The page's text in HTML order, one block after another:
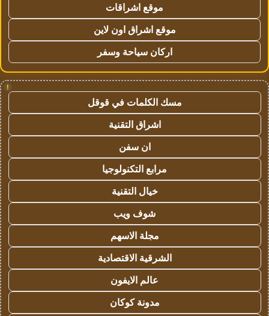
موقع اشراقات
موقع اشراق اون لاين
اركان سياحة وسفر
!
مسك الكلمات في قوقل
اشراق التقنية
ان سفن
مرابع التكنولوجيا
خيال التقنية
شوف ويب
مجلة الاسهم
الشرقية الاقتصادية
عالم الايفون
مدونة كوكان